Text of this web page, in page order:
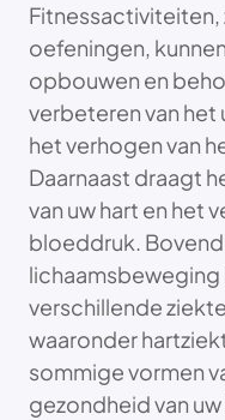
oefeningen,
opbouwen en
verbeteren van
het verhogen van
Daarnaast draagt
van uw hart en het
bloeddruk.
verschillende
waaronder
sommige vormen
gezondheid van